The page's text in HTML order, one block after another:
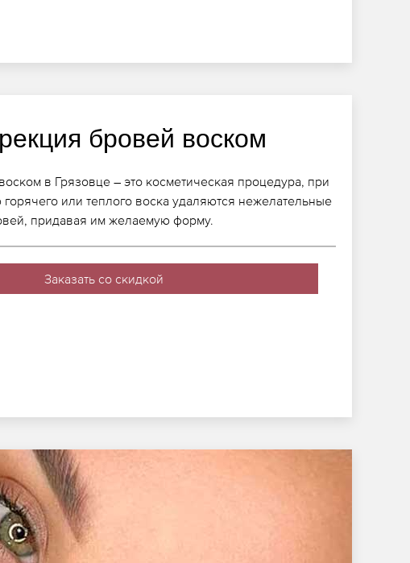
бровей воском
в Грязовце – это косметическая процедура, при
или теплого воска удаляются нежелательные
придавая им желаемую форму.
Заказать со скидкой